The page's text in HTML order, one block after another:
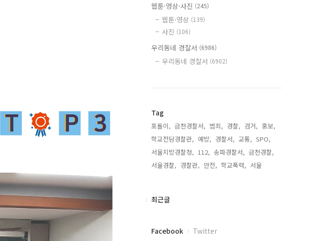
웹툰·영상·사진 (245)
웹툰·영상 (139)
사진 (106)
우리동네 경찰서 (6986)
우리동네 경찰서 (6902)
Tag
포돌이, 금천경찰서, 범죄, 경찰, 검거, 홍보,
학교전담경찰관, 예방, 경찰서, 교통, SPO,
서울지방경찰청, 112, 송파경찰서, 금천경찰,
서울경찰, 경찰관, 안전, 학교폭력, 서울,
최
최근글
페
Facebook Twitter